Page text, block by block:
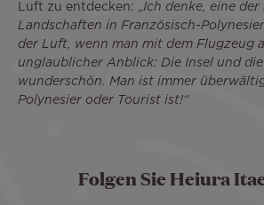
Luft zu entdecken: „Ich denke, eine der
Landschaften in Französisch-
der Luft, wenn man mit dem Flugzeug
unglaublicher Anblick: Die Insel und
wunderschön. Man ist immer
Polynesier oder Tourist ist!“
Folgen Sie Heiura